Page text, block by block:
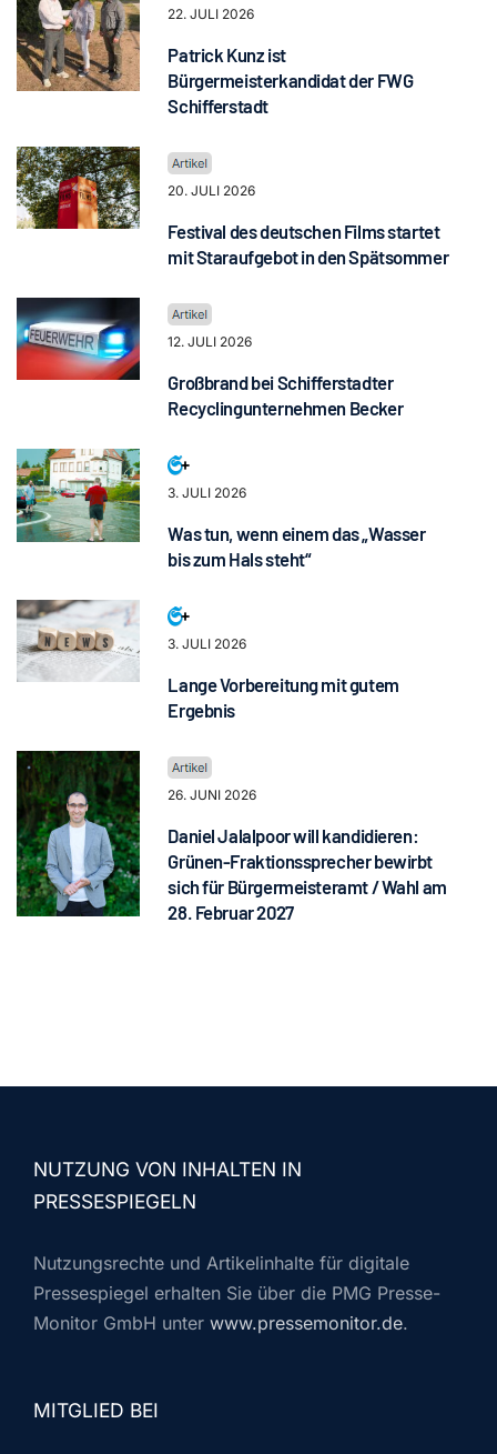
22. JULI 2026
Patrick Kunz ist
Bürgermeisterkandidat der FWG
Schifferstadt
20. JULI 2026
Festival des deutschen Films startet
mit Staraufgebot in den Spätsommer
12. JULI 2026
Großbrand bei Schifferstadter
Recyclingunternehmen Becker
3. JULI 2026
Was tun, wenn einem das „Wasser
bis zum Hals steht“
3. JULI 2026
Lange Vorbereitung mit gutem
Ergebnis
26. JUNI 2026
Daniel Jalalpoor will kandidieren:
Grünen-Fraktionssprecher bewirbt
sich für Bürgermeisteramt / Wahl am
28. Februar 2027
NUTZUNG VON INHALTEN IN
PRESSESPIEGELN
Nutzungsrechte und Artikelinhalte für digitale
Pressespiegel erhalten Sie über die PMG Presse-
Monitor GmbH unter www.pressemonitor.de.
MITGLIED BEI